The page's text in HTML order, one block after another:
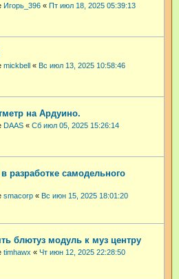
Игорь_396 « Пт июл 18, 2025 05:39:13
mickbell « Вс июл 13, 2025 10:58:46
на Ардуино.
DAAS « Сб июл 05, 2025 15:26:14
разработке самодельного
smacorp « Вс июн 15, 2025 18:01:20
блютуз модуль к муз центру
timhawx « Чт июн 12, 2025 22:28:50